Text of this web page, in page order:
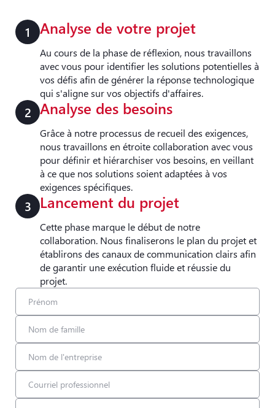
1 Analyse de votre projet
Au cours de la phase de réflexion, nous travaillons
avec vous pour identifier les solutions potentielles à
vos défis afin de générer la réponse technologique
qui s'aligne sur vos objectifs d'affaires.
2 Analyse des besoins
Grâce à notre processus de recueil des exigences,
nous travaillons en étroite collaboration avec vous
pour définir et hiérarchiser vos besoins, en veillant
à ce que nos solutions soient adaptées à vos
exigences spécifiques.
3 Lancement du projet
Cette phase marque le début de notre
collaboration. Nous finaliserons le plan du projet et
établirons des canaux de communication clairs afin
de garantir une exécution fluide et réussie du
projet.